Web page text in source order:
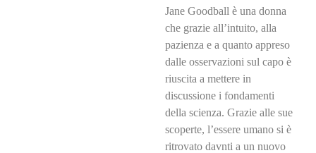
Jane Goodball è una donna
che grazie all’intuito, alla
pazienza e a quanto appreso
dalle osservazioni sul capo è
riuscita a mettere in
discussione i fondamenti
della scienza. Grazie alle sue
scoperte, l’essere umano si è
ritrovato davnti a un nuovo